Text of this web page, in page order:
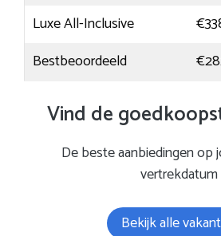
Luxe All-Inclusive
Bestbeoordeeld
Vind de
De beste aanbiedingen op
vertrekdatum
Bekijk alle